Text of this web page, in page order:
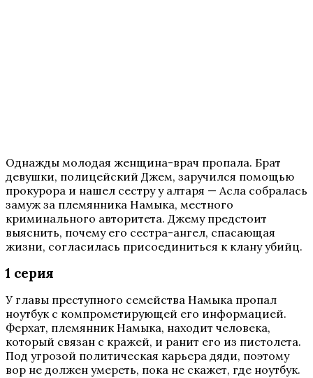
Однажды молодая женщина-врач пропала. Брат
девушки, полицейский Джем, заручился помощью
прокурора и нашел сестру у алтаря — Асла собралась
замуж за племянника Намыка, местного
криминального авторитета. Джему предстоит
выяснить, почему его сестра-ангел, спасающая
жизни, согласилась присоединиться к клану убийц.
1 серия
У главы преступного семейства Намыка пропал
ноутбук с компрометирующей его информацией.
Ферхат, племянник Намыка, находит человека,
который связан с кражей, и ранит его из пистолета.
Под угрозой политическая карьера дяди, поэтому
вор не должен умереть, пока не скажет, где ноутбук.